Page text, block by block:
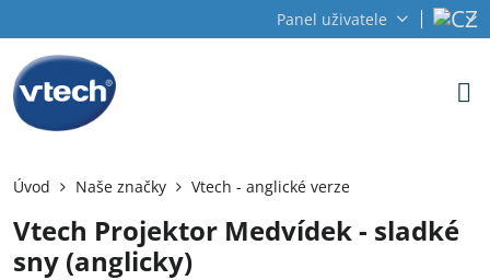
Panel uživatele
Úvod Naše značky Vtech - anglické verze
Vtech Projektor Medvídek - sladké
sny (anglicky)